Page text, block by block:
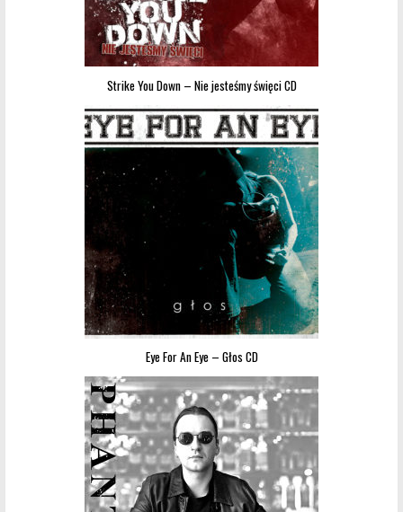
Strike You Down – Nie jesteśmy święci CD
Eye For An Eye – Głos CD